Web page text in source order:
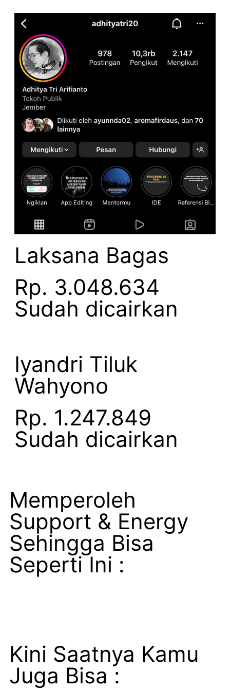
Laksana Bagas
Rp. 3.048.634
Sudah dicairkan
Iyandri Tiluk
Wahyono
Rp. 1.247.849
Sudah dicairkan
Memperoleh
Support & Energy
Sehingga Bisa
Seperti Ini :
Kini Saatnya Kamu
Juga Bisa :